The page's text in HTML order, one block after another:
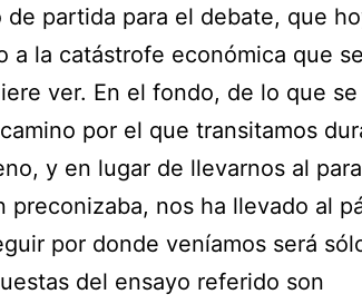
partida para el debate, que
a la catástrofe económica que se
ver. En el fondo, de lo que
por el que transitamos
y en lugar de llevarnos al
preconizaba, nos ha llevado al
por donde veníamos será
del ensayo referido son